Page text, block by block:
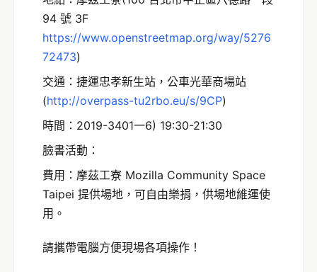
94 號 3F
https://www.openstreetmap.org/way/5276
72473)
交通：捷運忠孝新生站，公車光華商場站
(http://overpass-tu2rbo.eu/s/9CP)
時間：2019-3401一6) 19:30-21:30
臉書活動：
費用：摩茲工寮 Mozilla Community Space
Taipei 提供場地，可自由樂捐，供場地維運使
用。
請攜帶電腦方便現場各項操作！